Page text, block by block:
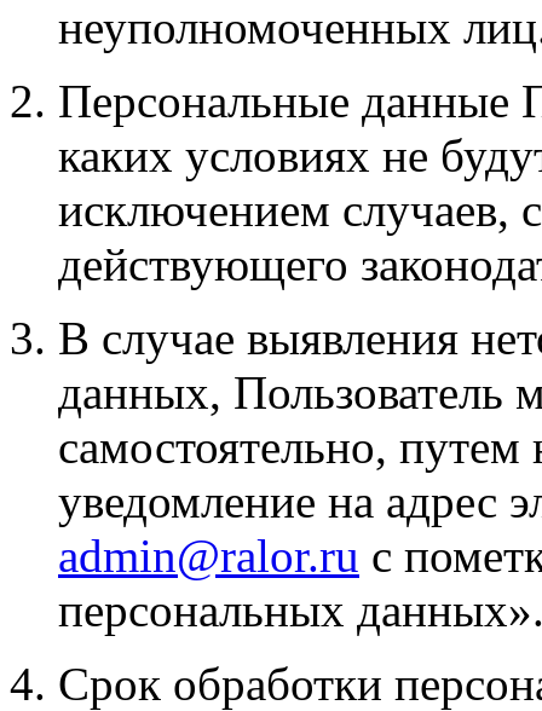
неуполномоченных
Персональные данные
каких условиях не
исключением случаев,
действующего
В случае выявления
данных, Пользователь
самостоятельно,
уведомление на адрес
admin@ralor.ru с
персональных
Срок обработки